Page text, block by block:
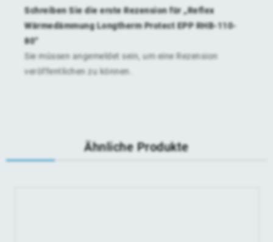
Schreiben Sie die erste Rezension für „Reflex
Wärmedämmung Longtherm Protect EPP RHB-110-
80“
Sie müssen angemeldet sein, um eine Rezension
veröffentlichen zu können.
Ähnliche Produkte